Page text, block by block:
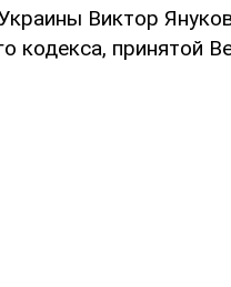
Виктор
кодекса, принятой